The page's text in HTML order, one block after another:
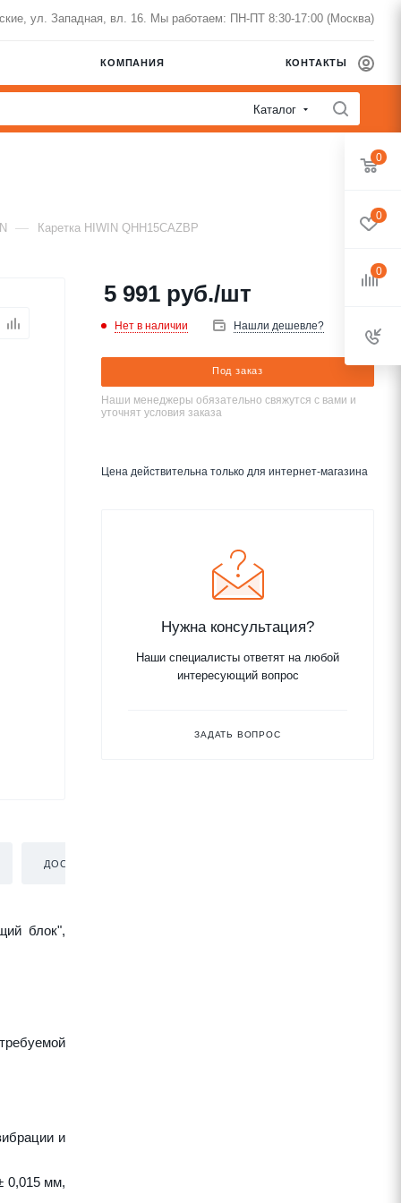
ул. Западная, вл. 16. Мы работаем: ПН-ПТ 8:30-17:00 (Москва)
КОМПАНИЯ КОНТАКТЫ
Каталог
— Каретка HIWIN QHH15CAZBP
ДОСТАВКА
блок",
и
0,015 мм,
5 991 руб./шт
Нет в наличии Нашли дешевле?
Под заказ
Наши менеджеры обязательно свяжутся с вами и
уточнят условия заказа
Цена действительна только для интернет-магазина
Нужна консультация?
Наши специалисты ответят на любой
интересующий вопрос
ЗАДАТЬ ВОПРОС
0
0
0